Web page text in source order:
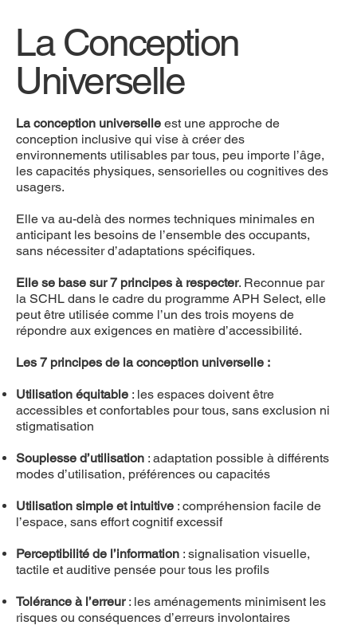
La Conception
Universelle
La conception universelleest une approche de
conception inclusive qui vise à créer des
environnements utilisables par tous, peu importe l’âge,
les capacités physiques, sensorielles ou cognitives des
usagers.
Elle va au-delà des normes techniques minimales en
anticipant les besoins de l’ensemble des occupants,
sans nécessiter d’adaptations spécifiques.
Elle se base sur 7 principes à respecter. Reconnue par
la SCHL dans le cadre du programme APH Select, elle
peut être utilisée comme l’un des trois moyens de
répondre aux exigences en matière d’accessibilité.
Les 7 principes de la conception universelle :
Utilisation équitable: les espaces doivent être
accessibles et confortables pour tous, sans exclusion ni
stigmatisation
Souplesse d’utilisation: adaptation possible à différents
modes d’utilisation, préférences ou capacités
Utilisation simple et intuitive: compréhension facile de
l’espace, sans effort cognitif excessif
Perceptibilité de l’information: signalisation visuelle,
tactile et auditive pensée pour tous les profils
Tolérance à l’erreur: les aménagements minimisent les
risques ou conséquences d’erreurs involontaires